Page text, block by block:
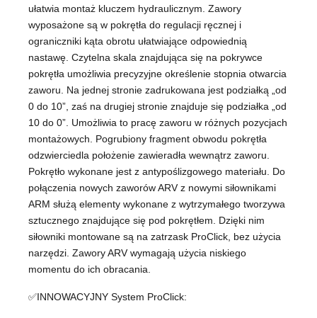
ułatwia montaż kluczem hydraulicznym. Zawory
wyposażone są w pokrętła do regulacji ręcznej i
ograniczniki kąta obrotu ułatwiające odpowiednią
nastawę. Czytelna skala znajdująca się na pokrywce
pokrętła umożliwia precyzyjne określenie stopnia otwarcia
zaworu. Na jednej stronie zadrukowana jest podziałką „od
0 do 10”, zaś na drugiej stronie znajduje się podziałka „od
10 do 0”. Umożliwia to pracę zaworu w różnych pozycjach
montażowych. Pogrubiony fragment obwodu pokrętła
odzwierciedla położenie zawieradła wewnątrz zaworu.
Pokrętło wykonane jest z antypoślizgowego materiału. Do
połączenia nowych zaworów ARV z nowymi siłownikami
ARM służą elementy wykonane z wytrzymałego tworzywa
sztucznego znajdujące się pod pokrętłem. Dzięki nim
siłowniki montowane są na zatrzask ProClick, bez użycia
narzędzi. Zawory ARV wymagają użycia niskiego
momentu do ich obracania.
✅INNOWACYJNY System ProClick: